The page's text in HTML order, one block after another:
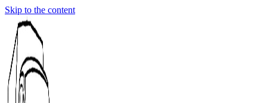
Skip to the content